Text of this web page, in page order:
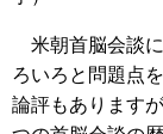
米朝首脳会談
ろいろと問題点
論評もあります